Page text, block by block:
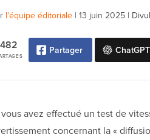
l'équipe éditoriale | 13 juin 2025 |
482 Partager ChatGPT
avez effectué un test de
concernant la «